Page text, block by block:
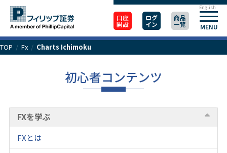
口座
開設
ログ
イン
商品
一覧 MENU
English
TOP / Fx / Charts Ichimoku
初心者コンテンツ
FXを学ぶ
FXとは